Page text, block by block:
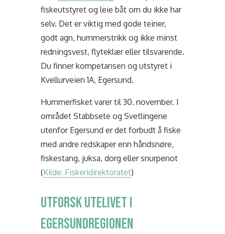
fiskeutstyret og leie båt om du ikke har
selv. Det er viktig med gode teiner,
godt agn, hummerstrikk og ikke minst
redningsvest, flyteklær eller tilsvarende.
Du finner kompetansen og utstyret i
Kvellurveien 1A, Egersund.
Hummerfisket varer til 30. november. I
området Stabbsete og Svetlingene
utenfor Egersund er det forbudt å fiske
med andre redskaper enn håndsnøre,
fiskestang, juksa, dorg eller snurpenot
(Kilde: Fiskeridirektoratet)
Utforsk utelivet i
Egersundregionen